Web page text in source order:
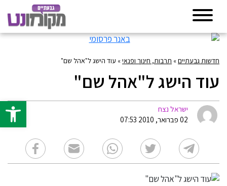
פתח
חדשות גבעתיים» תרבות, חינוך ופנאי» עוד הישג ל"אהל שם"
עוד הישג ל"אהל שם"
ישראל נצח
02 פברואר, 2010 07:53